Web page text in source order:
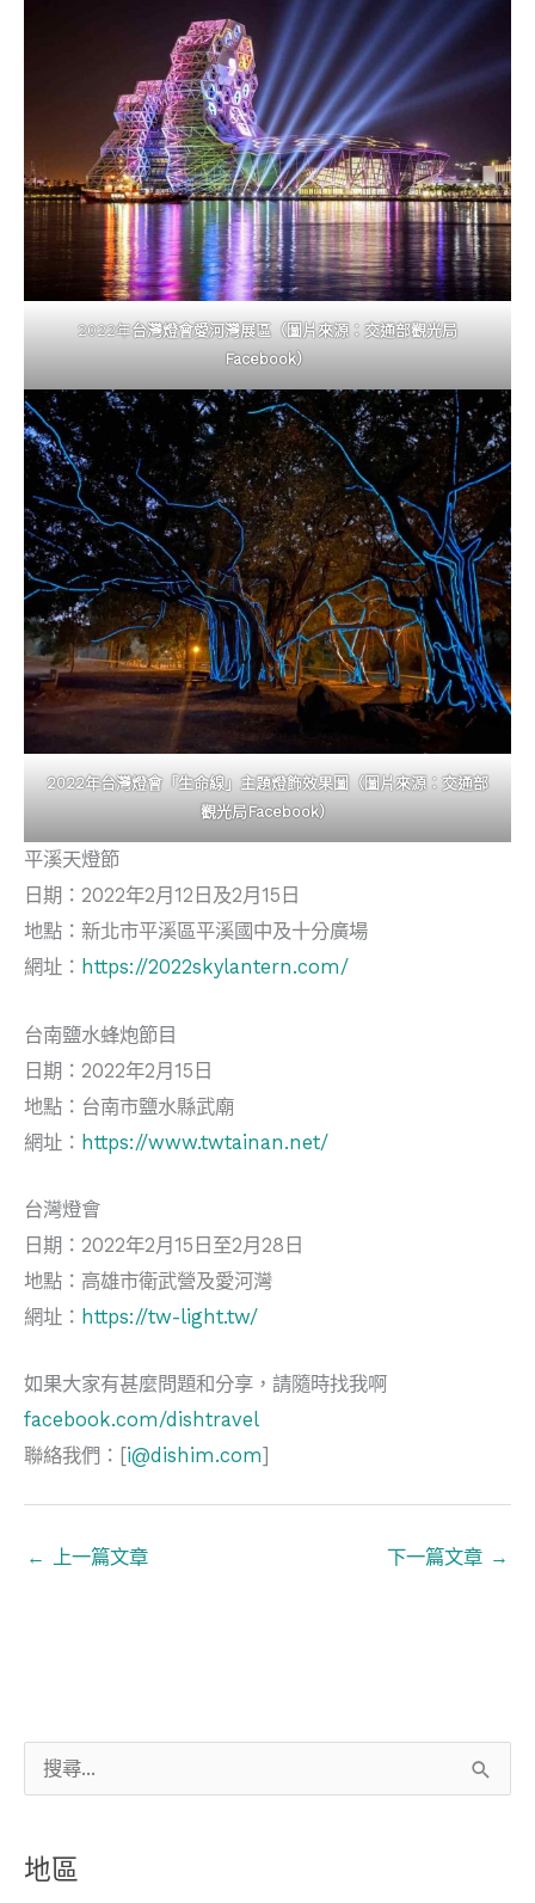
關
鍵
地區
2022年台灣燈會愛河灣展區（圖片來源：交通部觀光局
Facebook）
2022年台灣燈會「生命線」主題燈飾效果圖（圖片來源：交通部
觀光局Facebook）
平溪天燈節
日期：2022年2月12日及2月15日
地點：新北市平溪區平溪國中及十分廣場
網址： https://2022skylantern.com/
台南鹽水蜂炮節目
日期：2022年2月15日
地點：台南市鹽水縣武廟
網址： https://www.twtainan.net/
台灣燈會
日期：2022年2月15日至2月28日
地點：高雄市衛武營及愛河灣
網址： https://tw-light.tw/
如果大家有甚麼問題和分享，請隨時找我啊
facebook.com/dishtravel
聯絡我們：[i@dishim.com]
← 上一篇文章 下一篇文章 →